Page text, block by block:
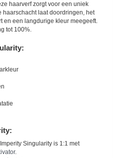
haarverf zorgt voor een uniek
haarschacht laat doordringen, het
en een langdurige kleur meegeeft.
tot 100%.
Singularity is 1:1 met
.